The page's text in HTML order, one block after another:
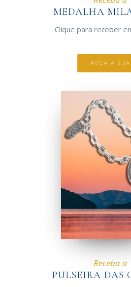
MEDALHA
Clique para receber
PEÇA A SUA
Receba a
PULSEIRA DAS